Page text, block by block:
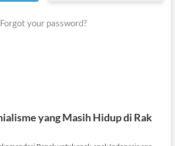
Forgot your password?